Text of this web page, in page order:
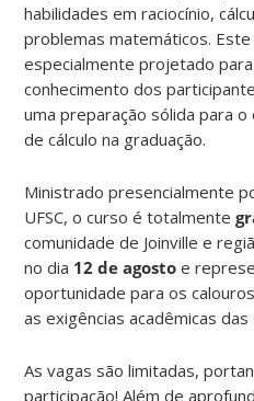
habilidades em raciocínio,
problemas matemáticos.
especialmente projetado
conhecimento dos
uma preparação sólida para
de cálculo na graduação.
Ministrado presencialmente
UFSC, o curso é totalmente
comunidade de Joinville e
no dia 12 de agosto e
oportunidade para os
as exigências acadêmicas das
As vagas são limitadas,
participação! Além de